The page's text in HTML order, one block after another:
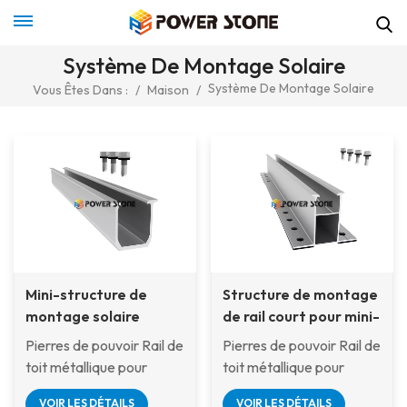
Système De Montage Solaire
Vous Êtes Dans : / Maison / Système De Montage Solaire
Mini-structure de
montage solaire
légère sur rail court
pour toit en tuiles
d'acier colorées
Pierres de pouvoir Rail de
toit métallique pour
montage solaire sans rail,
VOIR LES DÉTAILS
Structure de montage
de rail court pour mini-
rail solaire sans rail
pour toit métallique
Pierres de pouvoir Rail de
toit métallique pour
montage sans rail solaire,
VOIR LES DÉTAILS